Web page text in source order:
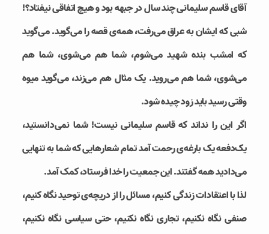
آقای قاسم سلیمانی چند سال در جبهه بود و هیچ اتفاقی نیفتاد؟!
شبی که ایشان به عراق می‌رفت، همه‌ی قصه را می‌گوید. می‌گوید
که امشب بنده شهید می‌شوم، شما هم می‌شوی، شما هم
می‌شوی، شما هم می‌روید. یک مثال هم می‌زند، می‌گوید میوه
وقتی رسید باید زود چیده شود.
اگر این را نداند که قاسم سلیمانی نیست! شما نمی‌دانستید،
یک‌دفعه یک بارغه‌ی رحمت آمد تمام شعارهایی که شما به تنهایی
می‌دادید همه گفتند. این جمعیت را خدا فرستاد، کمک آمد.
لذا با اعتقادات زندگی کنیم، مسائل را از دریچه‌ی توحید نگاه کنیم،
صنفی نگاه نکنیم، تجاری نگاه نکنیم، حتی سیاسی نگاه نکنیم،